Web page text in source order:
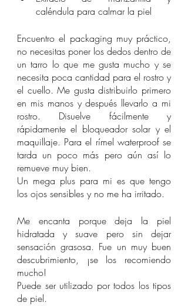
caléndula para calmar la piel
Encuentro el packaging muy práctico,
no necesitas poner los dedos dentro de
un tarro lo que me gusta mucho y se
necesita poca cantidad para el rostro y
el cuello. Me gusta distribuirlo primero
en mis manos y después llevarlo a mi
rostro. Disuelve fácilmente y
rápidamente el bloqueador solar y el
maquillaje. Para el rímel waterproof se
tarda un poco más pero aún así lo
remueve muy bien.
Un mega plus para mi es que tengo
los ojos sensibles y no me ha irritado.
Me encanta porque deja la piel
hidratada y suave pero sin dejar
sensación grasosa. Fue un muy buen
descubrimiento, ¡se los recomiendo
mucho!
Puede ser utilizado por todos los tipos
de piel.